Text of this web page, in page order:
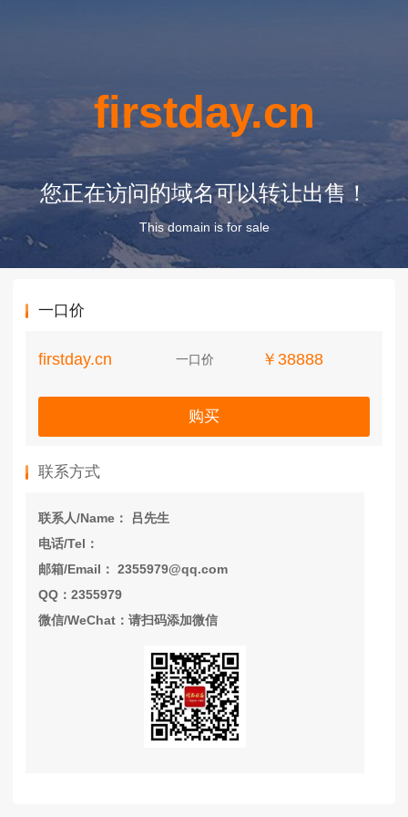
firstday.cn
您正在访问的域名可以转让出售！
This domain is for sale
一口价
firstday.cn 一口价 ￥38888
购买
联系方式
联系人/Name： 吕先生
电话/Tel：
邮箱/Email： 2355979@qq.com
QQ：2355979
微信/WeChat：请扫码添加微信